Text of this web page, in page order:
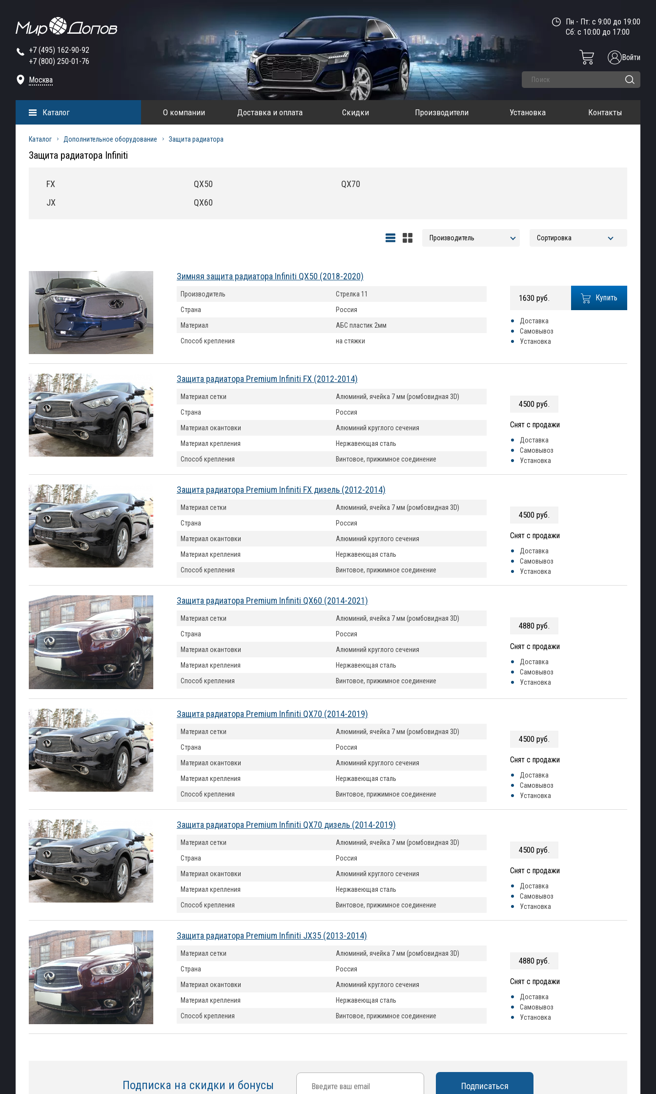
+7 (495) 162-90-92
+7 (800) 250-01-76
Москва
Пн - Пт: с 9:00 до 19:00
Сб: с 10:00 до 17:00
Войти
О компании Доставка и оплата Скидки Производители Установка Контакты
Каталог
Каталог Дополнительное оборудование Защита радиатора
Защита радиатора Infiniti
FX
JX
QX50
QX60
QX70
Зимняя защита радиатора Infiniti QX50 (2018-2020)
Купить
1630 руб.
Доставка
Самовывоз
Установка
Производитель
Стрелка 11
Страна
Россия
Материал
АБС пластик 2мм
Способ крепления
на стяжки
Защита радиатора Premium Infiniti FX (2012-2014)
4500 руб.
Снят с продажи
Доставка
Самовывоз
Установка
Материал сетки
Алюминий, ячейка 7 мм (ромбовидная 3D)
Страна
Россия
Материал окантовки
Алюминий круглого сечения
Материал крепления
Нержавеющая сталь
Способ крепления
Винтовое, прижимное соединение
Защита радиатора Premium Infiniti FX дизель (2012-2014)
4500 руб.
Снят с продажи
Доставка
Самовывоз
Установка
Материал сетки
Алюминий, ячейка 7 мм (ромбовидная 3D)
Страна
Россия
Материал окантовки
Алюминий круглого сечения
Материал крепления
Нержавеющая сталь
Способ крепления
Винтовое, прижимное соединение
Защита радиатора Premium Infiniti QX60 (2014-2021)
4880 руб.
Снят с продажи
Доставка
Самовывоз
Установка
Материал сетки
Алюминий, ячейка 7 мм (ромбовидная 3D)
Страна
Россия
Материал окантовки
Алюминий круглого сечения
Материал крепления
Нержавеющая сталь
Способ крепления
Винтовое, прижимное соединение
Защита радиатора Premium Infiniti QX70 (2014-2019)
4500 руб.
Снят с продажи
Доставка
Самовывоз
Установка
Материал сетки
Алюминий, ячейка 7 мм (ромбовидная 3D)
Страна
Россия
Материал окантовки
Алюминий круглого сечения
Материал крепления
Нержавеющая сталь
Способ крепления
Винтовое, прижимное соединение
Защита радиатора Premium Infiniti QX70 дизель (2014-2019)
4500 руб.
Снят с продажи
Доставка
Самовывоз
Установка
Материал сетки
Алюминий, ячейка 7 мм (ромбовидная 3D)
Страна
Россия
Материал окантовки
Алюминий круглого сечения
Материал крепления
Нержавеющая сталь
Способ крепления
Винтовое, прижимное соединение
Защита радиатора Premium Infiniti JX35 (2013-2014)
4880 руб.
Снят с продажи
Доставка
Самовывоз
Установка
Материал сетки
Алюминий, ячейка 7 мм (ромбовидная 3D)
Страна
Россия
Материал окантовки
Алюминий круглого сечения
Материал крепления
Нержавеющая сталь
Способ крепления
Винтовое, прижимное соединение
Подписка на скидки и бонусы